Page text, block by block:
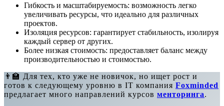
Гибкость и масштабируемость: возможность легко
увеличивать ресурсы, что идеально для различных
проектов.
Изоляция ресурсов: гарантирует стабильность, изолируя
каждый сервер от других.
Более низкая стоимость: предоставляет баланс между
производительностью и стоимостью.
👨‍🏫 Для тех, кто уже не новичок, но ищет рост и
готов к следующему уровню в IT компания Foxminded
предлагает много направлений курсов менторинга.